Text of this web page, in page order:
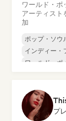
ワールド・ポ
アーティスト
加
ポップ・ソウ
インディー・
ワールド・ポ
プ